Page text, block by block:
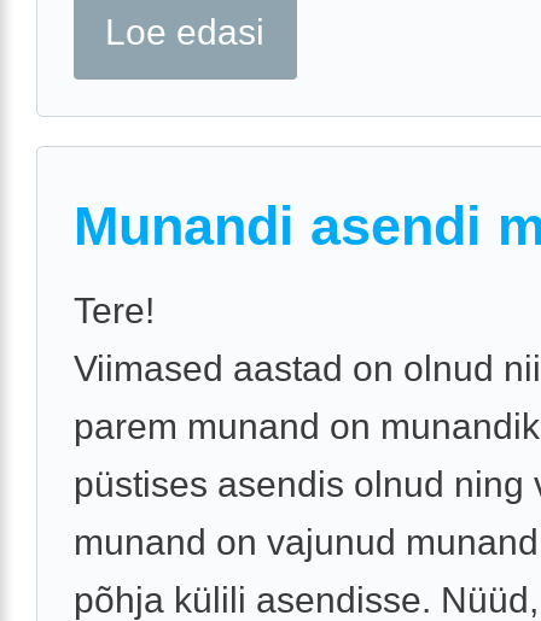
Loe edasi
Munandi asendi
Tere!
Viimased aastad on olnud
parem munand on
püstises asendis olnud ning
munand on vajunud
põhja külili asendisse.